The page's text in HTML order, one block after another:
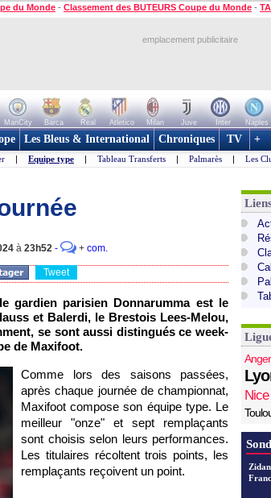
du Monde - Classement des BUTEURS Coupe du Monde -
emplacement publicitaire
ManCity Barca Real Atletico Milan Juve Inter Naples
Les Bleus & International Chroniques TV +
| Equipe type | Tableau Transferts | Palmarès | Les
à 23h52 - + com.
Tweet
gardien parisien Donnarumma est le
et Balerdi, le Brestois Lees-Melou,
se sont aussi distingués ce week-
de Maxifoot.
Comme lors des saisons passées,
après chaque journée de championnat,
Maxifoot compose son équipe type. Le
meilleur "onze" et sept remplaçants
sont choisis selon leurs performances.
Les titulaires récoltent trois points, les
remplaçants reçoivent un point.
Nice